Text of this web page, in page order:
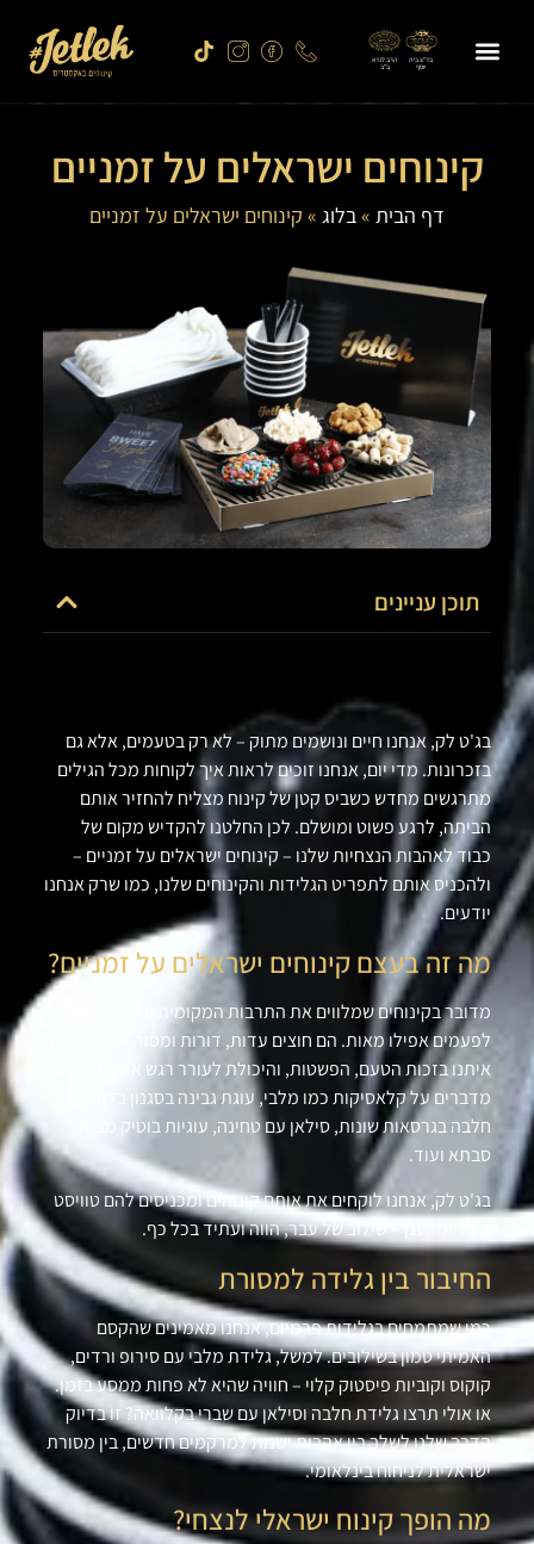
בד"צ בית
יוסף
הרב לנדא
ב"ב
קינוחים ישראלים על זמניים
דף הבית »בלוג » קינוחים ישראלים על זמניים
תוכן עניינים
בג'ט לק, אנחנו חיים ונושמים מתוק – לא רק בטעמים, אלא גם
בזכרונות. מדי יום, אנחנו זוכים לראות איך לקוחות מכל הגילים
מתרגשים מחדש כשביס קטן של קינוח מצליח להחזיר אותם
הביתה, לרגע פשוט ומושלם. לכן החלטנו להקדיש מקום של
כבוד לאהבות הנצחיות שלנו – קינוחים ישראלים על זמניים –
ולהכניס אותם לתפריט הגלידות והקינוחים שלנו, כמו שרק אנחנו
יודעים.
מה זה בעצם קינוחים ישראלים על זמניים?
מדובר בקינוחים שמלווים את התרבות המקומית עשרות שנים –
לפעמים אפילו מאות. הם חוצים עדות, דורות ומסורות, ונשארים
איתנו בזכות הטעם, הפשטות, והיכולת לעורר רגש אמיתי. אנחנו
מדברים על קלאסיקות כמו מלבי, עוגת גבינה בסגנון בלקני,
חלבה בגרסאות שונות, סילאן עם טחינה, עוגיות בוטיק מבית
סבתא ועוד.
בג'ט לק, אנחנו לוקחים את אותם קינוחים ומכניסים להם טוויסט
קריר ומרענן – שילוב של עבר, הווה ועתיד בכל כף.
החיבור בין גלידה למסורת
כמי שמתמחים בגלידות פרמיום, אנחנו מאמינים שהקסם
האמיתי טמון בשילובים. למשל, גלידת מלבי עם סירופ ורדים,
קוקוס וקוביות פיסטוק קלוי – חוויה שהיא לא פחות ממסע בזמן.
או אולי תרצו גלידת חלבה וסילאן עם שברי בקלוואה? זו בדיוק
הדרך שלנו לשלב בין אהבות ישנות למרקמים חדשים, בין מסורת
ישראלית לניחוח בינלאומי.
מה הופך קינוח ישראלי לנצחי?